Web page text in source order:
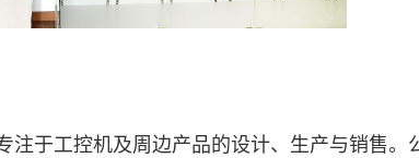
于工控机及周边产品的设计、生产与销售。